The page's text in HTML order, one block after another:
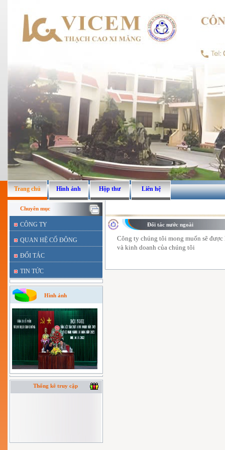
Trang chủ Hình ảnh Hộp thư Liên hệ
Chuyên mục
CÔNG TY
QUAN HỆ CỔ ĐÔNG
ĐỐI TÁC
TIN TỨC
Hình ảnh
Thống kê truy cập
Đối tác nước ngoài
Công ty chúng tôi mong muốn sẽ
và kinh doanh của chúng tôi